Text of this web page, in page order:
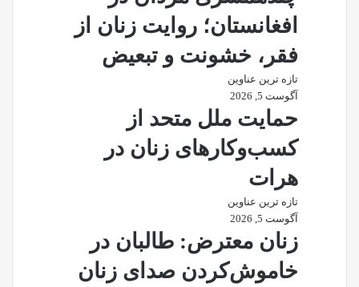
افغانستان؛ روایت زنان از
فقر، خشونت و تبعیض
تازه ترین عناوین
آگوست 5, 2026
حمایت ملل متحد از
کسب‌وکارهای زنان در
هرات
تازه ترین عناوین
آگوست 5, 2026
زنان معترض: طالبان در
خاموش‌کردن صدای زنان